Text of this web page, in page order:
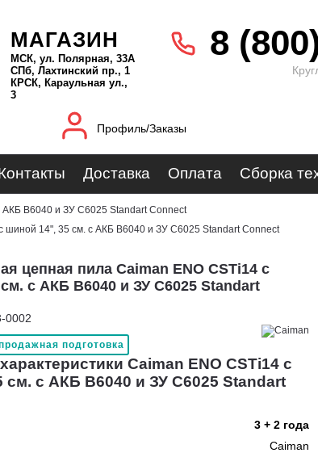
МАГАЗИН
МСК, ул. Полярная, 33А
СПб, Лахтинский пр., 1
КРСК, Караульная ул.,
3
8
Профиль/Заказы
Доставка Оплата Сборка
B6040 и ЗУ C6025 Standart Connect
шиной 14", 35 см. с АКБ B6040 и ЗУ C6025 Standart Connect
цепная пила Caiman ENO CSTi14 с
с АКБ B6040 и ЗУ C6025 Standart
0002
подготовка
Caiman ENO CSTi14 с
см. с АКБ B6040 и ЗУ C6025 Standart
3 + 2 года
Caiman